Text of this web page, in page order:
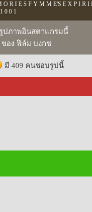
R I E S F Y M M E'S E X P I R I
0 0 1
ปภาพอินสตาแกรมนี้
ของ ฟิล์ม บงกช
มี 409 คนชอบรูปนี้